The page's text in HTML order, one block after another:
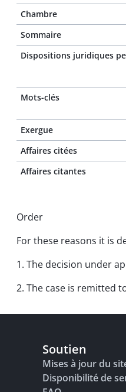
Chambre
Sommaire
Dispositions juridiques
Mots-clés
Exergue
Affaires citées
Affaires citantes
Order
For these reasons it is
1. The decision under
2. The case is remitted
Soutien
Mises à jour du
Disponibilité de